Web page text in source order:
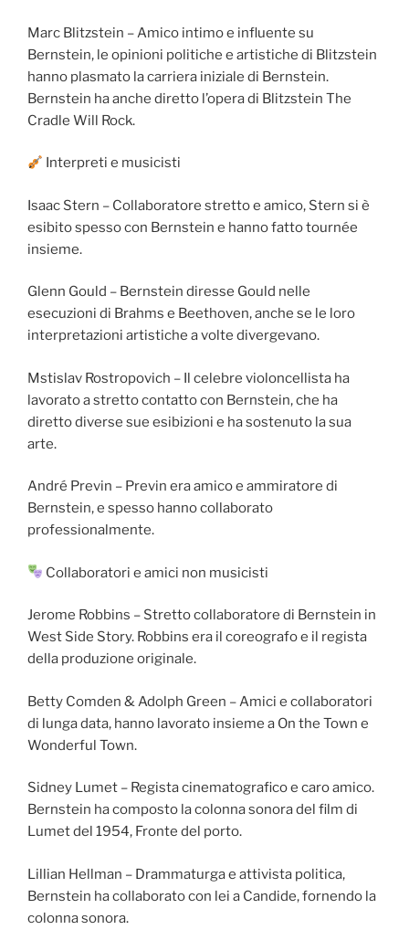
Marc Blitzstein – Amico intimo e influente su
Bernstein, le opinioni politiche e artistiche di Blitzstein
hanno plasmato la carriera iniziale di Bernstein.
Bernstein ha anche diretto l’opera di Blitzstein The
Cradle Will Rock.
Interpreti e musicisti
Isaac Stern – Collaboratore stretto e amico, Stern si è
esibito spesso con Bernstein e hanno fatto tournée
insieme.
Glenn Gould – Bernstein diresse Gould nelle
esecuzioni di Brahms e Beethoven, anche se le loro
interpretazioni artistiche a volte divergevano.
Mstislav Rostropovich – Il celebre violoncellista ha
lavorato a stretto contatto con Bernstein, che ha
diretto diverse sue esibizioni e ha sostenuto la sua
arte.
André Previn – Previn era amico e ammiratore di
Bernstein, e spesso hanno collaborato
professionalmente.
Collaboratori e amici non musicisti
Jerome Robbins – Stretto collaboratore di Bernstein in
West Side Story. Robbins era il coreografo e il regista
della produzione originale.
Betty Comden & Adolph Green – Amici e collaboratori
di lunga data, hanno lavorato insieme a On the Town e
Wonderful Town.
Sidney Lumet – Regista cinematografico e caro amico.
Bernstein ha composto la colonna sonora del film di
Lumet del 1954, Fronte del porto.
Lillian Hellman – Drammaturga e attivista politica,
Bernstein ha collaborato con lei a Candide, fornendo la
colonna sonora.